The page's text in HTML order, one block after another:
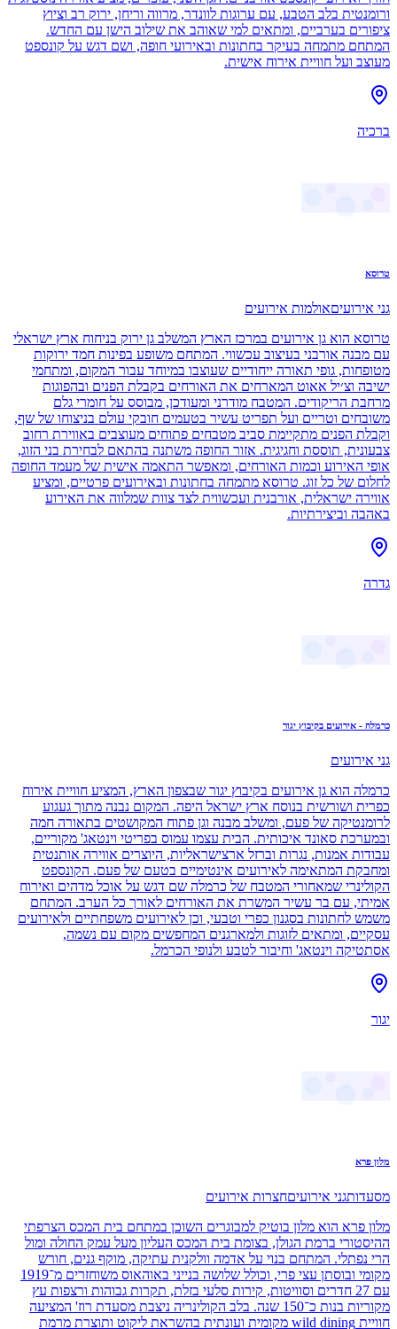
ורומנטית בלב הטבע, עם ערוגות לוונדר, מרווה וריחן, ירוק רב וציוץ
ציפורים בערביים, ומתאים למי שאוהב את שילוב הישן עם החדש.
המתחם מתמחה בעיקר בחתונות ובאירועי חופה, ושם דגש על קונספט
מעוצב ועל חוויית אירוח אישית.
ברכיה
טרוסא
גני אירועיםאולמות אירועים
טרוסא הוא גן אירועים במרכז הארץ המשלב גן ירוק בניחוח ארץ ישראלי
עם מבנה אורבני בעיצוב עכשווי. המתחם משופע בפינות חמד ירוקות
מטופחות, גופי תאורה ייחודיים שעוצבו במיוחד עבור המקום, ומתחמי
ישיבה וצ׳יל אאוט המארחים את האורחים בקבלת הפנים ובהפוגות
מרחבת הריקודים. המטבח מודרני ומעודכן, מבוסס על חומרי גלם
משובחים וטריים ועל תפריט עשיר בטעמים חובקי עולם בניצוחו של שף,
וקבלת הפנים מתקיימת סביב מטבחים פתוחים מעוצבים באווירת רחוב
צבעונית, תוססת וחגיגית. אזור החופה משתנה בהתאם לבחירת בני הזוג,
אופי האירוע וכמות האורחים, ומאפשר התאמה אישית של מעמד החופה
לחלום של כל זוג. טרוסא מתמחה בחתונות ובאירועים פרטיים, ומציע
אווירה ישראלית, אורבנית ועכשווית לצד צוות שמלווה את האירוע
באהבה וביצירתיות.
גדרה
כרמלה - אירועים בקיבוץ יגור
גני אירועים
כרמלה הוא גן אירועים בקיבוץ יגור שבצפון הארץ, המציע חוויית אירוח
כפרית ושורשית בנוסח ארץ ישראל היפה. המקום נבנה מתוך געגוע
לרומנטיקה של פעם, ומשלב מבנה וגן פתוח המקושטים בתאורה חמה
ובמערכת סאונד איכותית. הבית עצמו עמוס בפריטי וינטאג' מקוריים,
עבודות אמנות, נגרות וברזל ארצישראליות, היוצרים אווירה אותנטית
ומחבקת המתאימה לאירועים אינטימיים בטעם של פעם. הקונספט
הקולינרי שמאחורי המטבח של כרמלה שם דגש על אוכל מדהים ואירוח
אמיתי, עם בר עשיר המשרת את האורחים לאורך כל הערב. המתחם
משמש לחתונות בסגנון כפרי וטבעי, וכן לאירועים משפחתיים ולאירועים
עסקיים, ומתאים לזוגות ולמארגנים המחפשים מקום עם נשמה,
אסתטיקה וינטאג' וחיבור לטבע ולנופי הכרמל.
יגור
מלון פרא
מסעדותגני אירועיםחצרות אירועים
מלון פרא הוא מלון בוטיק למבוגרים השוכן במתחם בית המכס הצרפתי
ההיסטורי ברמת הגולן, בצומת בית המכס העליון מעל עמק החולה ומול
הרי נפתלי. המתחם בנוי על אדמה וולקנית עתיקה, מוקף גנים, חורש
מקומי ובוסתן עצי פרי, וכולל שלושה בנייני באוהאוס משוחזרים מ־1919
עם 27 חדרים וסוויטות, קירות סלעי בזלת, תקרות גבוהות ורצפות עץ
מקוריות בנות כ־150 שנה. בלב הקולינריה ניצבת מסעדת רוז' המציעה
חוויית wild dining מקומית ועונתית בהשראת ליקוט ותוצרת מרמת